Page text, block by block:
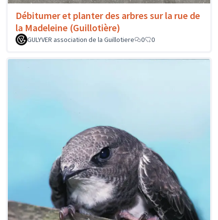
Débitumer et planter des arbres sur la rue de
la Madeleine (Guillotière)
GULYVER association de la Guillotiere 0 0